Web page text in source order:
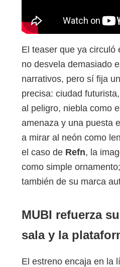
El teaser que ya circuló
no desvela demasiado
narrativos, pero sí fija
precisa: ciudad
al peligro, niebla como
amenaza y una puesta
a mirar al neón como
el caso de Refn, la
como simple
también de su marca
MUBI refuerza
sala y la
El estreno encaja en la